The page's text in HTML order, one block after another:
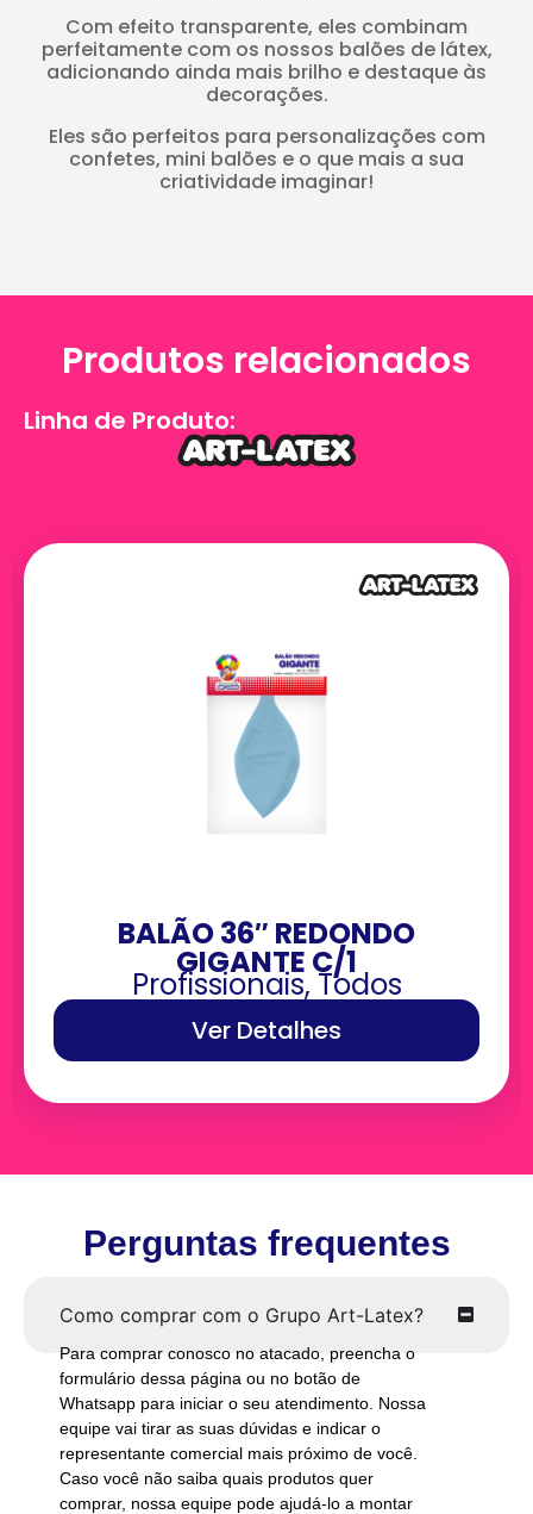
Com efeito transparente, eles combinam
perfeitamente com os nossos balões de látex,
adicionando ainda mais brilho e destaque às
decorações.
Eles são perfeitos para personalizações com
confetes, mini balões e o que mais a sua
criatividade imaginar!
Produtos relacionados
Linha de Produto:
BALÃO 36″ REDONDO
GIGANTE C/1
Profissionais,Todos
Ver Detalhes
Perguntas frequentes
Como comprar com o Grupo Art-Latex?
Para comprar conosco no atacado, preencha o
formulário dessa página ou no botão de
Whatsapp para iniciar o seu atendimento. Nossa
equipe vai tirar as suas dúvidas e indicar o
representante comercial mais próximo de você.
Caso você não saiba quais produtos quer
comprar, nossa equipe pode ajudá-lo a montar